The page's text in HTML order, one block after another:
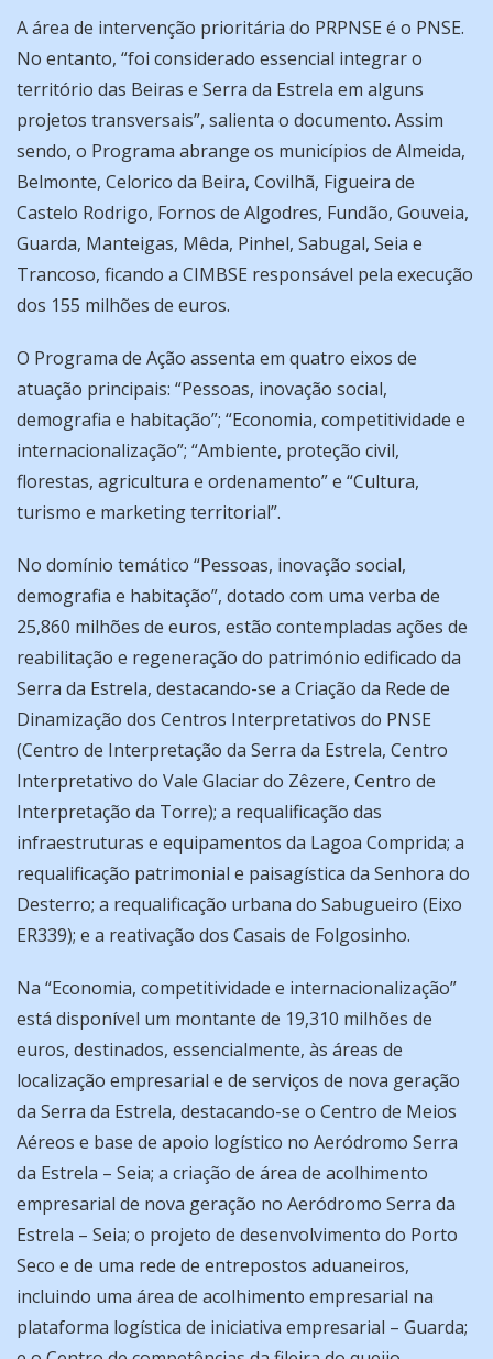
A área de intervenção prioritária do PRPNSE é o PNSE.
No entanto, “foi considerado essencial integrar o
território das Beiras e Serra da Estrela em alguns
projetos transversais”, salienta o documento. Assim
sendo, o Programa abrange os municípios de Almeida,
Belmonte, Celorico da Beira, Covilhã, Figueira de
Castelo Rodrigo, Fornos de Algodres, Fundão, Gouveia,
Guarda, Manteigas, Mêda, Pinhel, Sabugal, Seia e
Trancoso, ficando a CIMBSE responsável pela execução
dos 155 milhões de euros.
O Programa de Ação assenta em quatro eixos de
atuação principais: “Pessoas, inovação social,
demografia e habitação”; “Economia, competitividade e
internacionalização”; “Ambiente, proteção civil,
florestas, agricultura e ordenamento” e “Cultura,
turismo e marketing territorial”.
No domínio temático “Pessoas, inovação social,
demografia e habitação”, dotado com uma verba de
25,860 milhões de euros, estão contempladas ações de
reabilitação e regeneração do património edificado da
Serra da Estrela, destacando-se a Criação da Rede de
Dinamização dos Centros Interpretativos do PNSE
(Centro de Interpretação da Serra da Estrela, Centro
Interpretativo do Vale Glaciar do Zêzere, Centro de
Interpretação da Torre); a requalificação das
infraestruturas e equipamentos da Lagoa Comprida; a
requalificação patrimonial e paisagística da Senhora do
Desterro; a requalificação urbana do Sabugueiro (Eixo
ER339); e a reativação dos Casais de Folgosinho.
Na “Economia, competitividade e internacionalização”
está disponível um montante de 19,310 milhões de
euros, destinados, essencialmente, às áreas de
localização empresarial e de serviços de nova geração
da Serra da Estrela, destacando-se o Centro de Meios
Aéreos e base de apoio logístico no Aeródromo Serra
da Estrela – Seia; a criação de área de acolhimento
empresarial de nova geração no Aeródromo Serra da
Estrela – Seia; o projeto de desenvolvimento do Porto
Seco e de uma rede de entrepostos aduaneiros,
incluindo uma área de acolhimento empresarial na
plataforma logística de iniciativa empresarial – Guarda;